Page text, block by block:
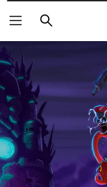
Haku